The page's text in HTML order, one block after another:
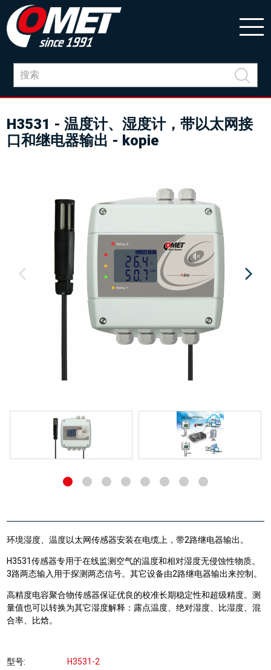
H3531 - 温度计、湿度计，带以太网接
口和继电器输出 - kopie
环境湿度、温度以太网传感器安装在电缆上，带2路继电器输出。
H3531传感器专用于在线监测空气的温度和相对湿度无侵蚀性物质。
3路两态输入用于探测两态信号。其它设备由2路继电器输出来控制。
高精度电容聚合物传感器保证优良的校准长期稳定性和超级精度。测
量值也可以转换为其它湿度解释：露点温度、绝对湿度、比湿度、混
合率、比焓。
型号
H3531-2